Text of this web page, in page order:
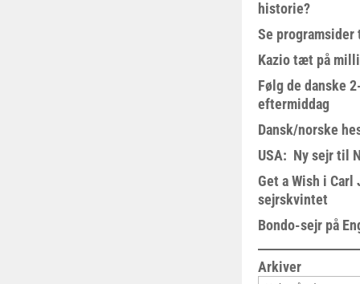
historie?
Se
Kazio tæt på
Følg de danske
eftermiddag
Dansk/norske
USA: Ny sejr til
Get a Wish i Carl
sejrskvintet
Bondo-sejr på
Arkiver